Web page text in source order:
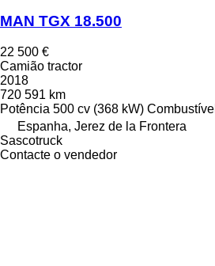
MAN TGX 18.500
22 500 €
Camião tractor
2018
720 591 km
Potência 500 cv (368 kW) Combustível
Espanha, Jerez de la Frontera
Sascotruck
Contacte o vendedor